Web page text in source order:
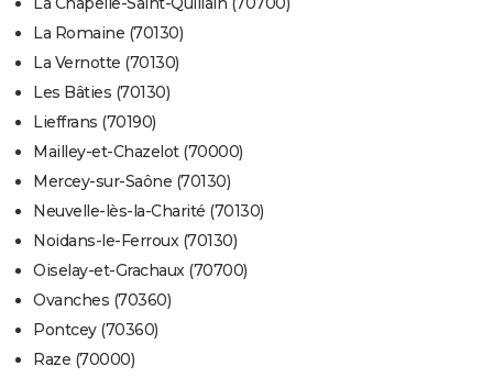
La Romaine (70130)
La Vernotte (70130)
Les Bâties (70130)
Lieffrans (70190)
Mailley-et-Chazelot (70000)
Mercey-sur-Saône (70130)
Neuvelle-lès-la-Charité (70130)
Noidans-le-Ferroux (70130)
Oiselay-et-Grachaux (70700)
Ovanches (70360)
Pontcey (70360)
Raze (70000)